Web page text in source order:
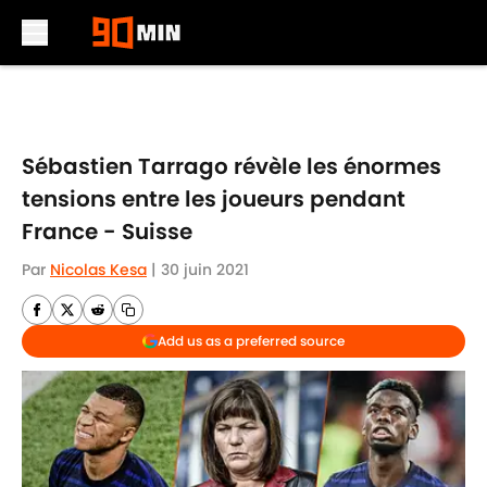
Sébastien Tarrago révèle les énormes
tensions entre les joueurs pendant
France - Suisse
Par Nicolas Kesa | 30 juin 2021
Add us as a preferred source